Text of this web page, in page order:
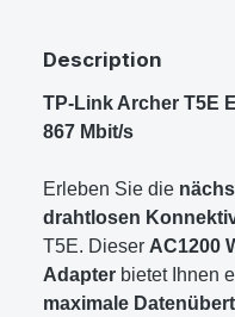
Description
TP-Link Archer T5E
867 Mbit/s
Erleben Sie die
drahtlosen
T5E. Dieser AC1200
Adapter bietet Ihnen
maximale